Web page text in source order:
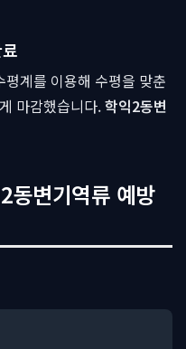
계를 이용해 수평을 맞춘
마감했습니다.학익2동변
동변기역류 예방